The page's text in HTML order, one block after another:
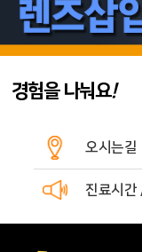
경험을 나눠요!
오시는길
진료시간